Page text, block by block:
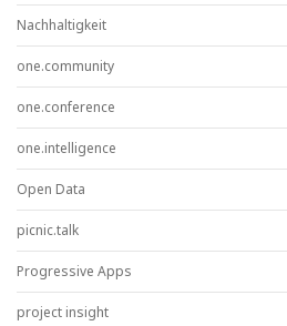
Nachhaltigkeit
one.community
one.conference
one.intelligence
Open Data
picnic.talk
Progressive Apps
project insight